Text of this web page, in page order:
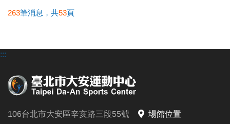
263筆消息，共53頁
:::
106台北市大安區辛亥路三段55號
場館位置